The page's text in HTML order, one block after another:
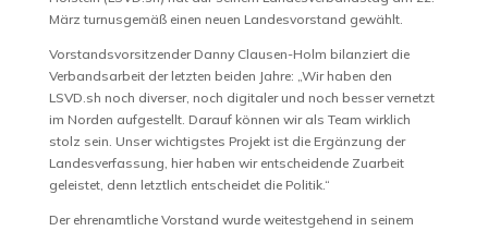
März turnusgemäß einen neuen Landesvorstand gewählt.
Vorstandsvorsitzender Danny Clausen-Holm bilanziert die
Verbandsarbeit der letzten beiden Jahre: „Wir haben den
LSVD.sh noch diverser, noch digitaler und noch besser vernetzt
im Norden aufgestellt. Darauf können wir als Team wirklich
stolz sein. Unser wichtigstes Projekt ist die Ergänzung der
Landesverfassung, hier haben wir entscheidende Zuarbeit
geleistet, denn letztlich entscheidet die Politik.“
Der ehrenamtliche Vorstand wurde weitestgehend in seinem